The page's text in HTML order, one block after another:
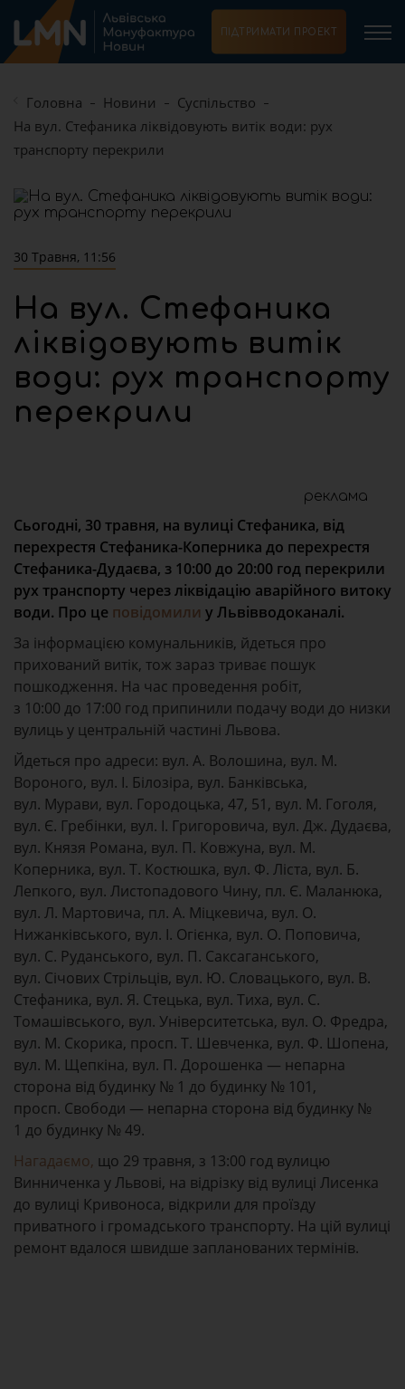
ПІДТРИМАТИ ПРОЕКТ
Головна Новини
Суспільство
На вул. Стефаника ліквідовують витік води: рух
транспорту перекрили
30 Травня, 11:56
На вул. Стефаника
ліквідовують витік
води: рух транспорту
перекрили
реклама
Сьогодні, 30 травня, на вулиці Стефаника, від
перехрестя Стефаника-Коперника до перехрестя
Стефаника-Дудаєва, з 10:00 до 20:00 год перекрили
рух транспорту через ліквідацію аварійного витоку
води. Про це повідомили у Львівводоканалі.
За інформацією комунальників, йдеться про
прихований витік, тож зараз триває пошук
пошкодження. На час проведення робіт,
з 10:00 до 17:00 год припинили подачу води до низки
вулиць у центральній частині Львова.
Йдеться про адреси: вул. А. Волошина, вул. М.
Вороного, вул. І. Білозіра, вул. Банківська,
вул. Мурави, вул. Городоцька, 47, 51, вул. М. Гоголя,
вул. Є. Гребінки, вул. І. Григоровича, вул. Дж. Дудаєва,
вул. Князя Романа, вул. П. Ковжуна, вул. М.
Коперника, вул. Т. Костюшка, вул. Ф. Ліста, вул. Б.
Лепкого, вул. Листопадового Чину, пл. Є. Маланюка,
вул. Л. Мартовича, пл. А. Міцкевича, вул. О.
Нижанківського, вул. І. Огієнка, вул. О. Поповича,
вул. С. Руданського, вул. П. Саксаганського,
вул. Січових Стрільців, вул. Ю. Словацького, вул. В.
Стефаника, вул. Я. Стецька, вул. Тиха, вул. С.
Томашівського, вул. Університетська, вул. О. Фредра,
вул. М. Скорика, просп. Т. Шевченка, вул. Ф. Шопена,
вул. М. Щепкіна, вул. П. Дорошенка — непарна
сторона від будинку № 1 до будинку № 101,
просп. Свободи — непарна сторона від будинку №
1 до будинку № 49.
Нагадаємо, що 29 травня, з 13:00 год вулицю
Винниченка у Львові, на відрізку від вулиці Лисенка
до вулиці Кривоноса, відкрили для проїзду
приватного і громадського транспорту. На цій вулиці
ремонт вдалося швидше запланованих термінів.